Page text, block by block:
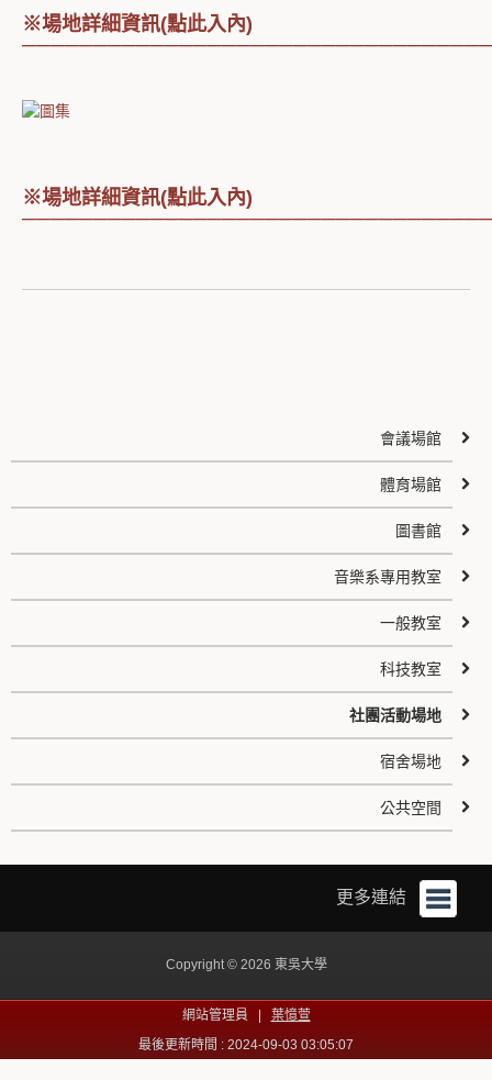
※場地詳細資訊(點此入內)
※場地詳細資訊(點此入內)
會議場館
體育場館
圖書館
音樂系專用教室
一般教室
科技教室
社團活動場地
宿舍場地
公共空間
更多連結
Copyright © 2026 東吳大學
網站管理員 | 葉憶萱
最後更新時間 : 2024-09-03 03:05:07